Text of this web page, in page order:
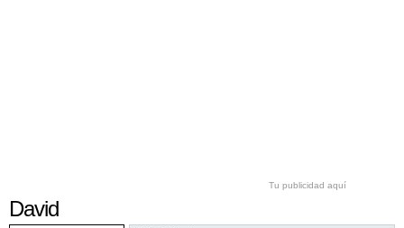
Tu publicidad aquí
David